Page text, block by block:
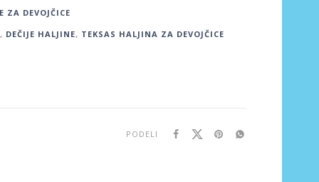
ZA DEVOJČICE
, DEČIJE HALJINE, TEKSAS HALJINA ZA DEVOJČICE
PODELI